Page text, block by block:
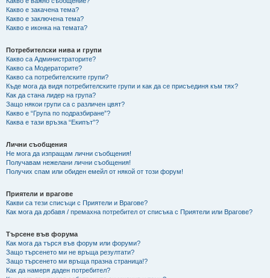
Какво е закачена тема?
Какво е заключена тема?
Какво е иконка на темата?
Потребителски нива и групи
Какво са Администраторите?
Какво са Модераторите?
Какво са потребителските групи?
Къде мога да видя потребителските групи и как да се присъединя към тях?
Как да стана лидер на група?
Защо някои групи са с различен цвят?
Какво е “Група по подразбиране”?
Каква е тази връзка “Екипът”?
Лични съобщения
Не мога да изпращам лични съобщения!
Получавам нежелани лични съобщения!
Получих спам или обиден емейл от някой от този форум!
Приятели и врагове
Какви са тези списъци с Приятели и Врагове?
Как мога да добавя / премахна потребител от списъка с Приятели или Врагове?
Търсене във форума
Как мога да търся във форум или форуми?
Защо търсенето ми не връща резултати?
Защо търсенето ми връща празна страница!?
Как да намеря даден потребител?